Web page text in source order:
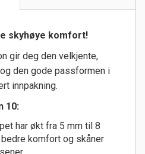
skyhøye komfort!
gir deg den velkjente,
den gode passformen i
innpakning.
10:
har økt fra 5 mm til 8
komfort og skåner